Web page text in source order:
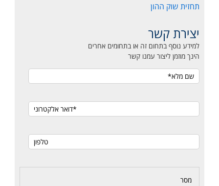
תחזית שוק ההון
יצירת קשר
למידע נוסף בתחום זה או בתחומים אחרים
הינך מוזמן ליצור עמנו קשר